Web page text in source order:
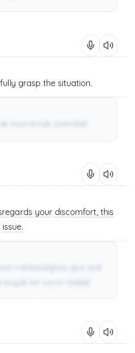
fully grasp the situation.
your discomfort,this
issue.
rahatsızlığınızı göz ardı